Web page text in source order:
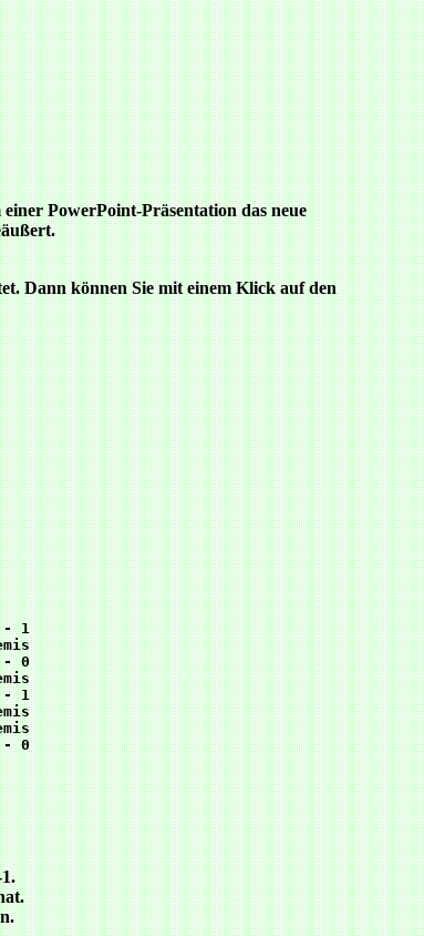
PowerPoint-Präsentation das neue
Dann können Sie mit einem Klick auf den
- 1
- 0
- 1